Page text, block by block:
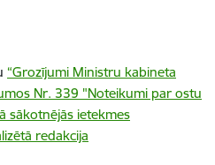
“Grozījumi Ministru kabineta
Nr. 339 "Noteikumi par ostu
sākotnējās ietekmes
redakcija